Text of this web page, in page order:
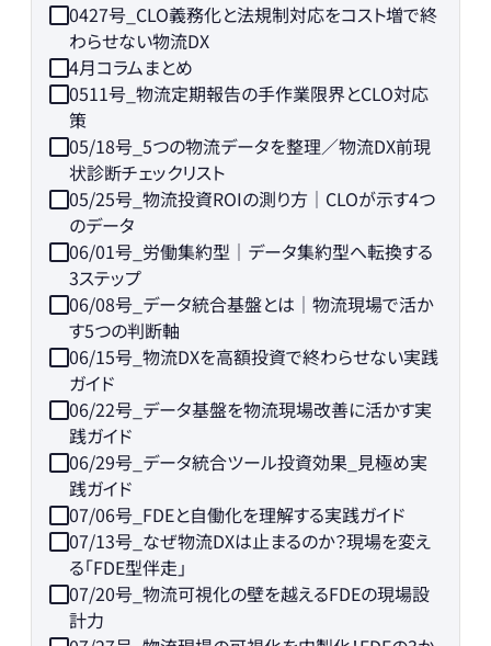
0427号_CLO義務化と法規制対応をコスト増で終
わらせない物流DX
4月コラムまとめ
0511号_物流定期報告の手作業限界とCLO対応
策
05/18号_5つの物流データを整理／物流DX前現
状診断チェックリスト
05/25号_物流投資ROIの測り方｜CLOが示す4つ
のデータ
06/01号_労働集約型｜データ集約型へ転換する
3ステップ
06/08号_データ統合基盤とは｜物流現場で活か
す5つの判断軸
06/15号_物流DXを高額投資で終わらせない実践
ガイド
06/22号_データ基盤を物流現場改善に活かす実
践ガイド
06/29号_データ統合ツール投資効果_見極め実
践ガイド
07/06号_FDEと自働化を理解する実践ガイド
07/13号_なぜ物流DXは止まるのか？現場を変え
る「FDE型伴走」
07/20号_物流可視化の壁を越えるFDEの現場設
計力